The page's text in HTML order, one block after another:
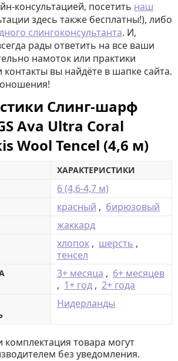
консультацией, посетить наш
здесь также бесплатны!), либо
слингоконсультанта. И,
рады ответить на все ваши
намоток или практики
вы найдёте в шапке сайта.
Слинг-шарф
Ava Ultra Coral
Wool Tencel (4,6 м)
ХАРАКТЕРИСТИКИ
6 (4,6-4,7 м)
красный , бирюзовый
жаккард
хлопок , шерсть ,
тенсел
3+ месяца , 6+ месяцев
, 1+ год , 2+ года
Нидерланды
комплектация товара могут
без уведомления.